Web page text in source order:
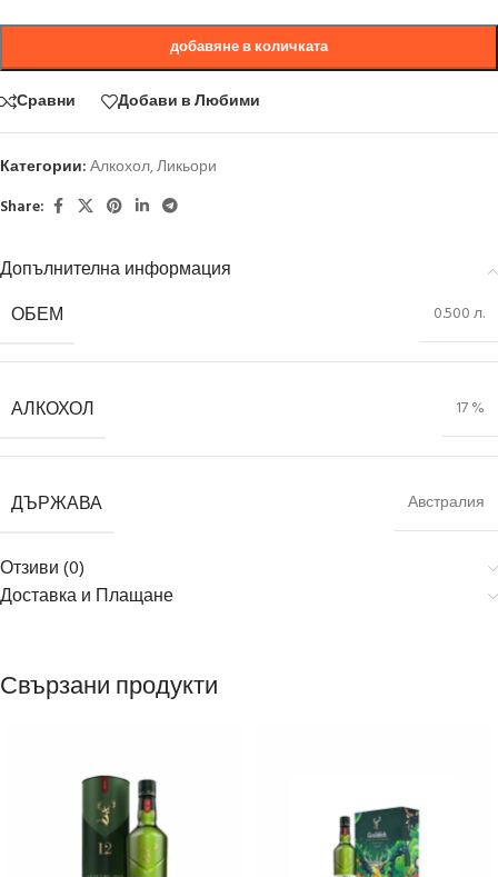
добавяне в количката
Сравни Добави в Любими
Категории:Алкохол,Ликьори
Share:
Допълнителна информация
ОБЕМ 0.500 л.
АЛКОХОЛ 17 %
ДЪРЖАВА Австралия
Отзиви (0)
Доставка и Плащане
Свързани продукти